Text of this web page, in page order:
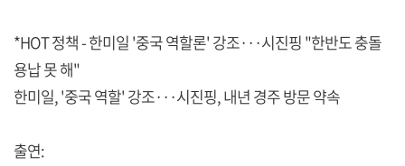
*HOT 정책 - 한미일 '중국 역할론' 강조···시진핑 "한반도 충돌
용납 못 해"
한미일, '중국 역할' 강조···시진핑, 내년 경주 방문 약속
출연: